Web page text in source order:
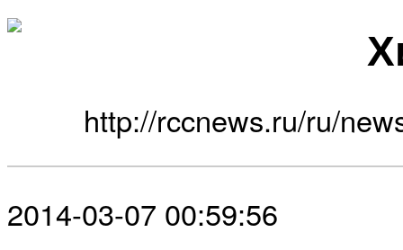
http://rccnews.ru/ru/
2014-03-07 00:59:56